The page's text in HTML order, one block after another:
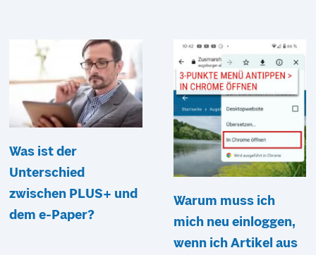
Was ist der
Unterschied
zwischen PLUS+ und
dem e-Paper?
Warum muss ich
mich neu einloggen,
wenn ich Artikel aus